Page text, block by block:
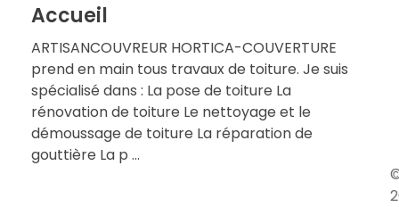
Accueil
ARTISANCOUVREUR HORTICA-COUVERTURE
prend en main tous travaux de toiture. Je suis
spécialisé dans : La pose de toiture La
rénovation de toiture Le nettoyage et le
démoussage de toiture La réparation de
gouttière La p ...